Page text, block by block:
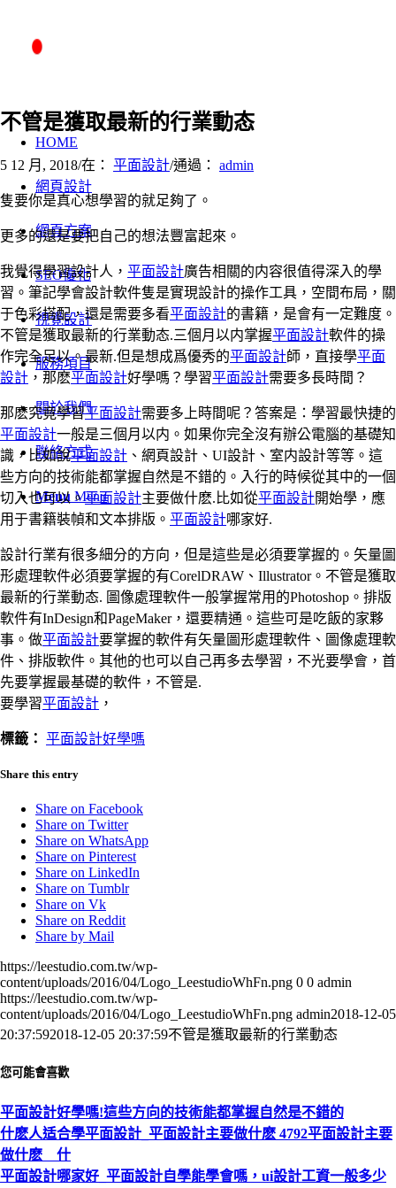
HOME
網頁設計
網頁方案
SEO優化
視覺設計
服務項目
關於我們
聯絡方式
Menu Menu
不管是獲取最新的行業動态
5 12 月, 2018/在： 平面設計/通過： admin
隻要你是真心想學習的就足夠了。
更多的還是要把自己的想法豐富起來。
我覺得學習設計人， 平面設計廣告相關的内容很值得深入的學
習。筆記學會設計軟件隻是實現設計的操作工具，空間布局，關
于色彩搭配，還是需要多看平面設計的書籍，是會有一定難度。
不管是獲取最新的行業動态.三個月以内掌握平面設計軟件的操
作完全足以。最新.但是想成爲優秀的平面設計師，直接學平面
設計 ，那麽平面設計好學嗎？學習平面設計需要多長時間？
那麽究竟學習平面設計需要多上時間呢？答案是：學習最快捷的
平面設計一般是三個月以内。如果你完全沒有辦公電腦的基礎知
識，比如說平面設計 、網頁設計、UI設計、室内設計等等。這
些方向的技術能都掌握自然是不錯的。入行的時候從其中的一個
切入也可以。平面設計主要做什麽.比如從平面設計開始學，應
用于書籍裝幀和文本排版。 平面設計哪家好.
設計行業有很多細分的方向，但是這些是必須要掌握的。矢量圖
形處理軟件必須要掌握的有CorelDRAW、Illustrator。不管是獲取
最新的行業動态. 圖像處理軟件一般掌握常用的Photoshop。排版
軟件有InDesign和PageMaker，還要精通。這些可是吃飯的家夥
事。做平面設計要掌握的軟件有矢量圖形處理軟件、圖像處理軟
件、排版軟件。其他的也可以自己再多去學習，不光要學會，首
先要掌握最基礎的軟件，不管是.
要學習平面設計 ，
標籤： 平面設計好學嗎
Share this entry
Share on Facebook
Share on Twitter
Share on WhatsApp
Share on Pinterest
Share on LinkedIn
Share on Tumblr
Share on Vk
Share on Reddit
Share by Mail
https://leestudio.com.tw/wp-
content/uploads/2016/04/Logo_LeestudioWhFn.png 0 0 admin
https://leestudio.com.tw/wp-
content/uploads/2016/04/Logo_LeestudioWhFn.png admin2018-12-05
20:37:592018-12-05 20:37:59不管是獲取最新的行業動态
您可能會喜歡
平面設計好學嗎!這些方向的技術能都掌握自然是不錯的
什麽人适合學平面設計_平面設計主要做什麽 4792平面設計主要
做什麽 什
平面設計哪家好_平面設計自學能學會嗎，ui設計工資一般多少